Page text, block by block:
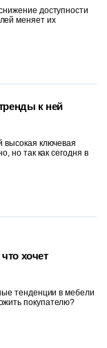
доступности
меняет их
к ней
высокая ключевая
но так как сегодня в
хочет
тенденции в мебели
покупателю?